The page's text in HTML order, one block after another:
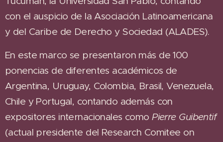
con el auspicio de la Asociación Latinoamericana
y del Caribe de Derecho y Sociedad (ALADES).
En este marco se presentaron más de 100
ponencias de diferentes académicos de
Argentina, Uruguay, Colombia, Brasil, Venezuela,
Chile y Portugal, contando además con
expositores internacionales comoPierre Guibentif
(actual presidente del Research Comitee on